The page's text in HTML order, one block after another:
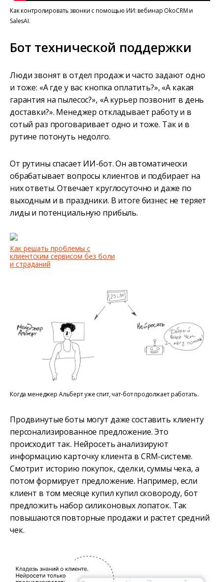
Как контролировать звонки с помощью ИИ: вебинар OkoCRM и
SalesAI.
Бот технической поддержки
Люди звонят в отдел продаж и часто задают одно
и тоже: «А где у вас кнопка оплатить?», «А какая
гарантия на пылесос?», «А курьер позвонит в день
доставки?». Менеджер откладывает работу и в
сотый раз проговаривает одно и тоже. Так и в
рутине потонуть недолго.
От рутины спасает ИИ-бот. Он автоматически
обрабатывает вопросы клиентов и подбирает на
них ответы. Отвечает круглосуточно и даже по
выходным и в праздники. В итоге бизнес не теряет
лиды и потенциальную прибыль.
Как решать проблемы с
клиентским сервисом без боли
и страданий
Когда менеджер Альберт уже спит, чат-бот продолжает работать.
Продвинутые боты могут даже составить клиенту
персонализированное предложение. Это
происходит так. Нейросеть анализируют
информацию карточку клиента в CRM-системе.
Смотрит историю покупок, сделки, суммы чека, а
потом формирует предложение. Например, если
клиент в том месяце купил купил сковороду, бот
предложить набор силиконовых лопаток. Так
повышаются повторные продажи и растет средний
чек.